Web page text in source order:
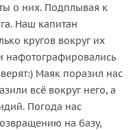
о них. Подплывая к
Наш капитан
кругов вокруг их
Маяк поразил нас
всё вокруг него, а
Погода нас
на базу,